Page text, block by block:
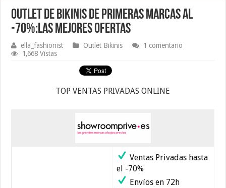
Outlet de Bikinis de primeras marcas al
-70%:las mejores ofertas
ella_fashionist Outlet Bikinis
1 comentario
1,668 Vistas
TOP VENTAS PRIVADAS ONLINE
Ventas Privadas hasta
el -70%
Envíos en 72h